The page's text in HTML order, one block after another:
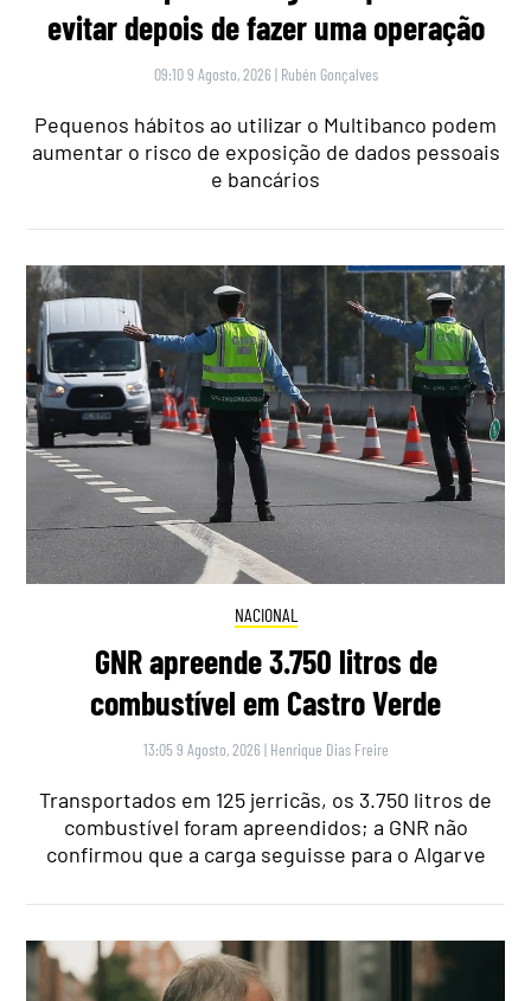
evitar depois de fazer uma operação
09:10 9 Agosto, 2026 | Rubén Gonçalves
Pequenos hábitos ao utilizar o Multibanco podem
aumentar o risco de exposição de dados pessoais
e bancários
NACIONAL
GNR apreende 3.750 litros de
combustível em Castro Verde
13:05 9 Agosto, 2026 | Henrique Dias Freire
Transportados em 125 jerricãs, os 3.750 litros de
combustível foram apreendidos; a GNR não
confirmou que a carga seguisse para o Algarve